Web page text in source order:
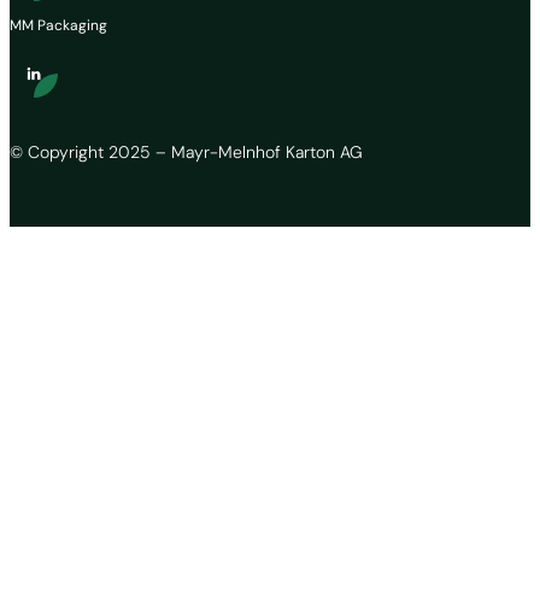
© Copyright 2025 – Mayr-Melnhof Karton AG
MM Packaging